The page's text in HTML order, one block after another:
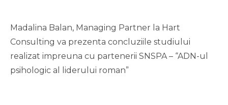
Madalina Balan, Managing Partner la Hart
Consulting va prezenta concluziile studiului
realizat impreuna cu partenerii SNSPA – “ADN-ul
psihologic al liderului roman”